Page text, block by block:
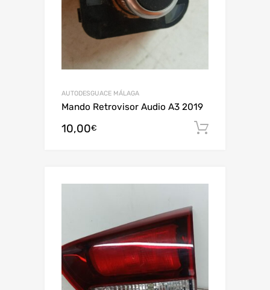
AUTODESGUACE MÁLAGA
Mando Retrovisor Audio A3 2019
10,00€